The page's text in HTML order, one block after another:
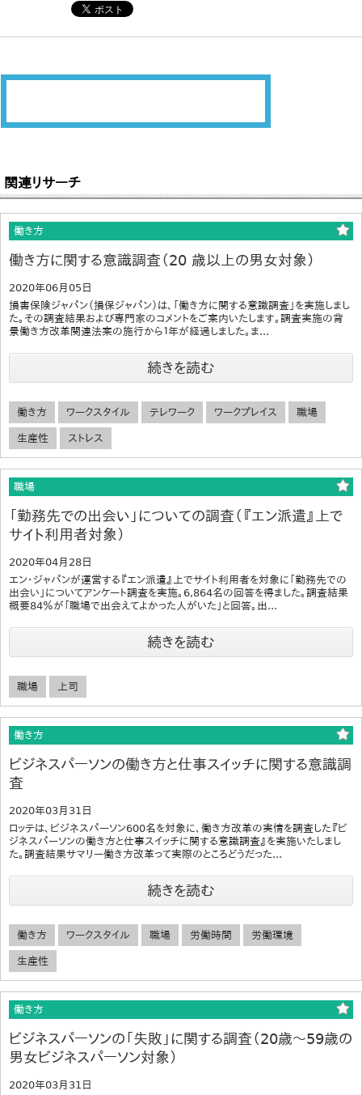
関連リサーチ
働き方
働き方に関する意識調査（20 歳以上の男女対象）
2020年06月05日
損害保険ジャパン（損保ジャパン）は、「働き方に関する意識調査」を実施しまし
た。その調査結果および専門家のコメントをご案内いたします。調査実施の背
景働き方改革関連法案の施行から１年が経過しました。ま...
続きを読む
働き方 ワークスタイル テレワーク ワークプレイス 職場
生産性 ストレス
職場
「勤務先での出会い」についての調査（『エン派遣』上で
サイト利用者対象）
2020年04月28日
エン・ジャパンが運営する『エン派遣』上でサイト利用者を対象に「勤務先での
出会い」についてアンケート調査を実施。6,864名の回答を得ました。調査結果
概要84％が「職場で出会えてよかった人がいた」と回答。出...
続きを読む
職場 上司
働き方
ビジネスパーソンの働き方と仕事スイッチに関する意識調
査
2020年03月31日
ロッテは、ビジネスパーソン600名を対象に、働き方改革の実情を調査した『ビ
ジネスパーソンの働き方と仕事スイッチに関する意識調査』を実施いたしまし
た。調査結果サマリー働き方改革って実際のところどうだった...
続きを読む
働き方 ワークスタイル 職場 労働時間 労働環境
生産性
働き方
ビジネスパーソンの「失敗」に関する調査（20歳～59歳の
男女ビジネスパーソン対象）
2020年03月31日